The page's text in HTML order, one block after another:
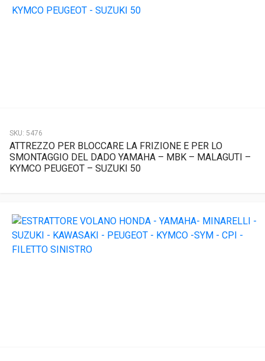
SKU: 5476
ATTREZZO PER BLOCCARE LA FRIZIONE E PER LO
SMONTAGGIO DEL DADO YAMAHA – MBK – MALAGUTI –
KYMCO PEUGEOT – SUZUKI 50